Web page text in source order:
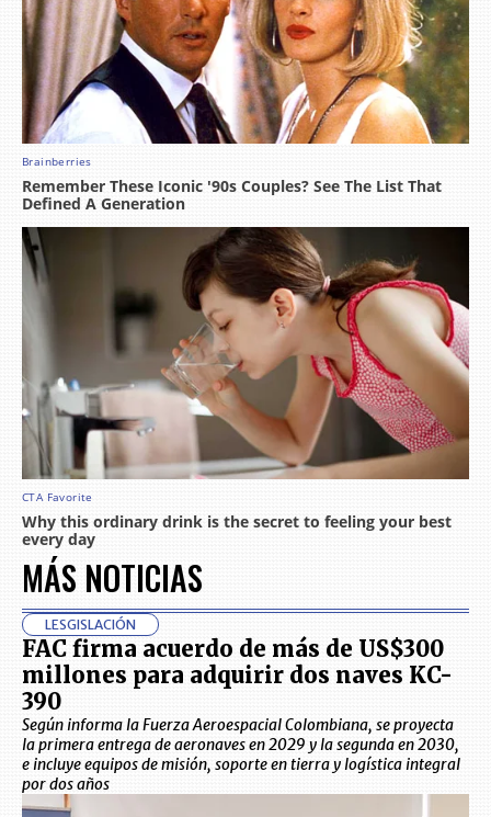
MÁS NOTICIAS
LESGISLACIÓN
FAC firma acuerdo de más de US$300
millones para adquirir dos naves KC-
390
Según informa la Fuerza Aeroespacial Colombiana, se proyecta
la primera entrega de aeronaves en 2029 y la segunda en 2030,
e incluye equipos de misión, soporte en tierra y logística integral
por dos años